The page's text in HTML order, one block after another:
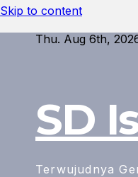
Skip to content
Thu. Aug 6th,
SD
Terwujudnya